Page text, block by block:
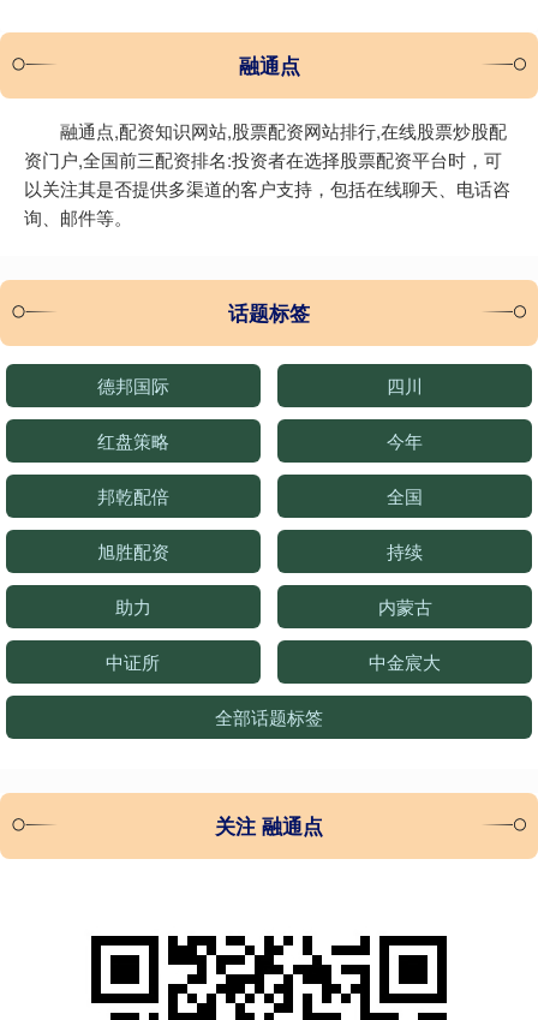
融通点
融通点,配资知识网站,股票配资网站排行,在线股票炒股配
资门户,全国前三配资排名:投资者在选择股票配资平台时，可
以关注其是否提供多渠道的客户支持，包括在线聊天、电话咨
询、邮件等。
话题标签
德邦国际 四川
红盘策略 今年
邦乾配倍 全国
旭胜配资 持续
助力 内蒙古
中证所 中金宸大
全部话题标签
关注 融通点